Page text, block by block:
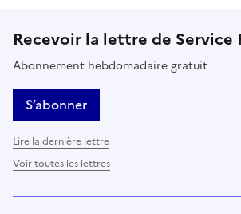
Recevoir la lettre de Service
Abonnement hebdomadaire gratuit
S’abonner
Lire la dernière lettre
Voir toutes les lettres